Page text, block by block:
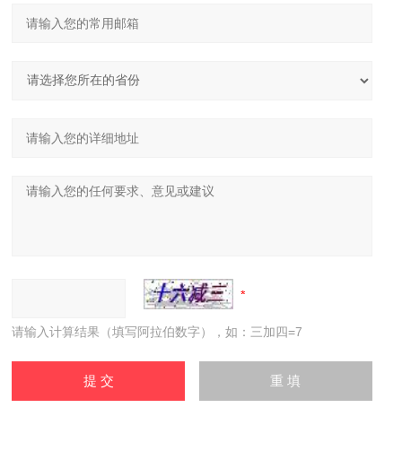
请输入计算结果（填写阿拉伯数字），如：三加四=7